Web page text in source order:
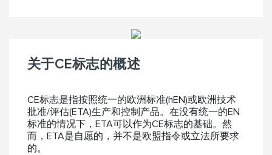
关于CE标志的概述
CE标志是指按照统一的欧洲标准(hEN)或欧洲技术
批准/评估(ETA)生产和控制产品。在没有统一的EN
标准的情况下，ETA可以作为CE标志的基础。然
而，ETA是自愿的，并不是欧盟指令或立法所要求
的。